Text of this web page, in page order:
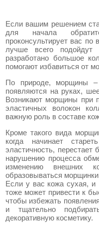
Если вашим решением
для начала
проконсультирует вас по
лучше всего
разработано большое
помогают избавиться от
По природе, морщины
появляются на руках,
Возникают морщины при
эластичных волокон
важную роль в составе
Кроме такого вида
когда начинает
эластичность,
нарушению процесса
изменению внешних
образовываться
Если у вас кожа сухая, и
тоже может привести к
чтобы избежать
и тщательно
декоративную косметику.